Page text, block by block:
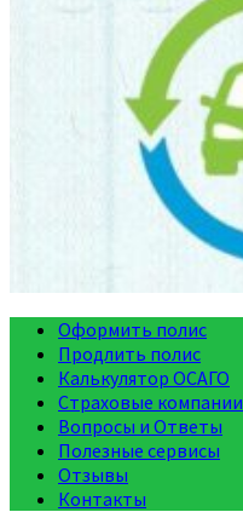
Оформить полис
Продлить полис
Калькулятор ОСАГО
Страховые компании
Вопросы и Ответы
Полезные сервисы
Отзывы
Контакты